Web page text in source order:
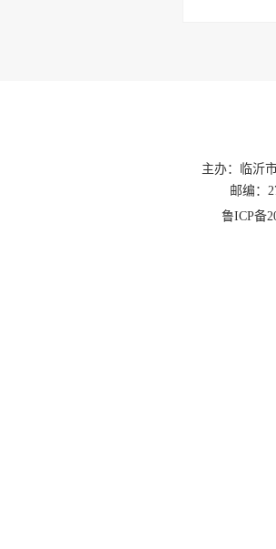
主办：临沂
邮编：
鲁ICP备